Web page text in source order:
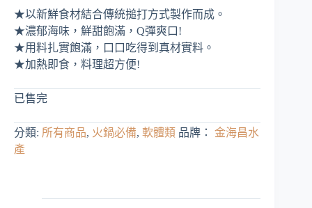
始
價
格：
NT$ 299。
前
價
格：
NT$ 169。
★以新鮮食材結合傳統搥打方式製作而成。
★濃郁海味，鮮甜飽滿，Q彈爽口!
★用料扎實飽滿，口口吃得到真材實料。
★加熱即食，料理超方便!
已售完
分類: 所有商品, 火鍋必備, 軟體類 品牌： 金海昌水
產